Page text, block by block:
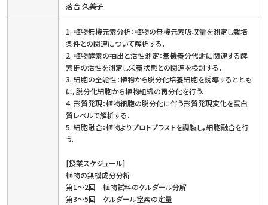
落合 久美子
1. 植物無機元素分析：植物の無機元素吸収量を測定し栽培
条件との関連について解析する．
2. 植物酵素の抽出と活性測定：無機養分代謝に関連する酵
素群の活性を測定し栄養状態との関連を検討する．
3. 細胞の全能性：植物から脱分化培養細胞を誘導するととも
に，脱分化細胞から植物組織の再分化を行う．
4. 形質発現：植物細胞の脱分化に伴う形質発現変化を蛋白
質レベルで解析する．
5. 細胞融合：植物よりプロトプラストを調製し，細胞融合を行
う．
[授業スケジュール]
植物の無機成分分析
第1〜2回 植物試料のケルダール分解
第3〜5回 ケルダール窒素の定量